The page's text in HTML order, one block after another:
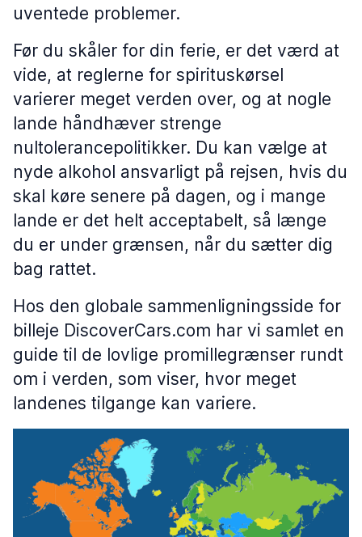
uventede problemer.
Før du skåler for din ferie, er det værd at
vide, at reglerne for spirituskørsel
varierer meget verden over, og at nogle
lande håndhæver strenge
nultolerancepolitikker. Du kan vælge at
nyde alkohol ansvarligt på rejsen, hvis du
skal køre senere på dagen, og i mange
lande er det helt acceptabelt, så længe
du er under grænsen, når du sætter dig
bag rattet.
Hos den globale sammenligningsside for
billeje DiscoverCars.com har vi samlet en
guide til de lovlige promillegrænser rundt
om i verden, som viser, hvor meget
landenes tilgange kan variere.